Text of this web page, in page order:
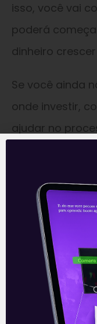
isso, você vai
poderá
dinheiro
Se você ainda
onde investir,
ajudar no
seu e-mail.
Dica nº 5:
crédito
Caso você
de crédito
,
positivo desta